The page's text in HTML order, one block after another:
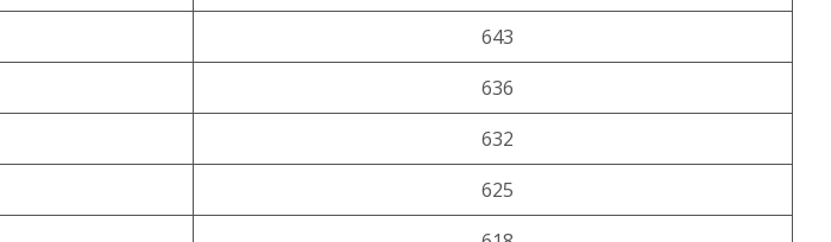
643
636
632
625